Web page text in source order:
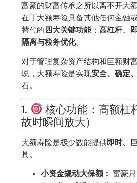
富豪的财富传承之所以离不开大
在于大额寿险具备其他任何金融
替代的四大关键功能： 高杠杆、
隔离与税务优化。
对于管理复杂资产结构和巨额财
说，大额寿险是实现安全、确定
石。
1.
核心功能：高额杠
故时瞬间放大）
大额寿险是极少数能提供即时、
具。
小资金撬动大保额： 富豪